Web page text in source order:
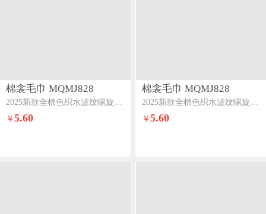
棉衾毛巾 MQMJ828
2025新款全棉色织水波纹螺旋套巾（特惠系列）组合图
￥5.60
棉衾毛巾 MQMJ828
2025新款全棉色织水波纹螺旋套巾（特惠系列）灰色
￥ 5.60